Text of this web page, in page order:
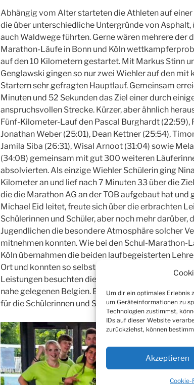
Um dir ein optimales Erlebnis
um Geräteinformationen zu
Technologien zustimmst,
IDs auf dieser Website
zurückziehst, können
Akzeptieren
Cookie-
Abhängig vom Alter starteten die Athleten auf einer
die über unterschiedliche Untergründe von Asphalt,
auch Waldwege führten. Gerne wären mehrere der
Marathon-Läufe in Bonn und Köln
auf den 10 Kilometern gestartet. Mit Markus Stinn
Genglawski gingen so nur zwei Wiehler auf den mit
Startern sehr gefragten Hauptlauf. Gemeinsam
Minuten und 52 Sekunden das Ziel einer durch
anspruchsvollen Strecke. Kürzer, aber ähnlich
Fünf-Kilometer-Lauf den Pascal Burghardt (22:59),
Jonathan Weber (25:01), Dean Kettner (25:54),
Jamila Siba (26:31), Wisal Arnoot (31:04) sowie
(34:08) gemeinsam mit gut 300 weiteren
absolvierten. Als einzige Wiehler Schülerin ging
Kilometer an und lief nach 7 Minuten 33 über die
die die Marathon AG an der TOB aufgebaut hat und
Michael Eid leitet, freute sich über die erbrachten
Schülerinnen und Schüler, aber noch mehr darüber,
Jugendlichen die besondere Atmosphäre solcher
mitnehmen konnten. Wie bei den Schul-Marathon-
Köln übernahmen die beiden laufbegeisterten
Ort und konnten so selbst nicht starten. Als Lohn für
Leistungen besuchten die Wiehler den Bellewaerde
nahe gelegenen Belgien. Ein weiterer Höhepunkt
für die Schülerinnen und Schüler der TOB.